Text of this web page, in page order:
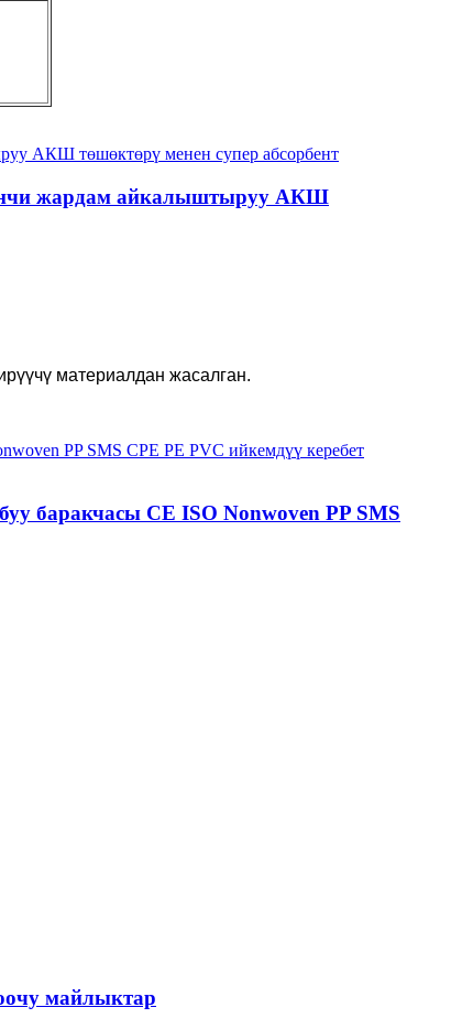
жардам айкалыштыруу АКШ
материалдан жасалган.
баракчасы CE ISO Nonwoven PP SMS
майлыктар